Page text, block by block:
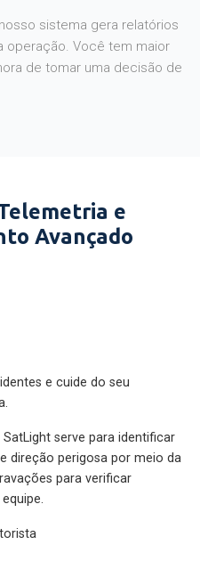
sistema gera relatórios
operação. Você tem maior
de tomar uma decisão de
e
Avançado
e cuide do seu
serve para identificar
direção perigosa por meio da
para verificar